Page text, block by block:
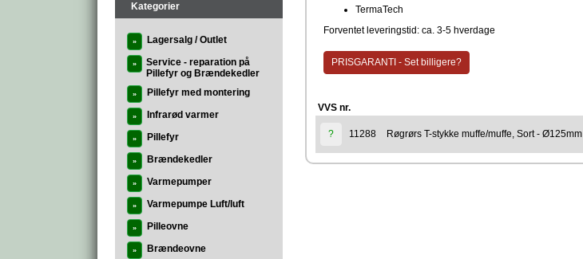
Kategorier
» Lagersalg / Outlet
»
Service - reparation på
Pillefyr og Brændekedler
» Pillefyr med montering
» Infrarød varmer
» Pillefyr
» Brændekedler
» Varmepumper
» Varmepumpe Luft/luft
» Pilleovne
» Brændeovne
TermaTech
Forventet leveringstid: ca. 3-5 hverdage
PRISGARANTI - Set billigere?
VVS nr.
? 11288 Røgrørs T-stykke muffe/muffe, Sort - Ø125mm